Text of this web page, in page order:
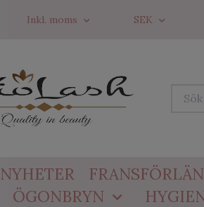
Inkl. moms SEK
NYHETER
ÖGONBRYN